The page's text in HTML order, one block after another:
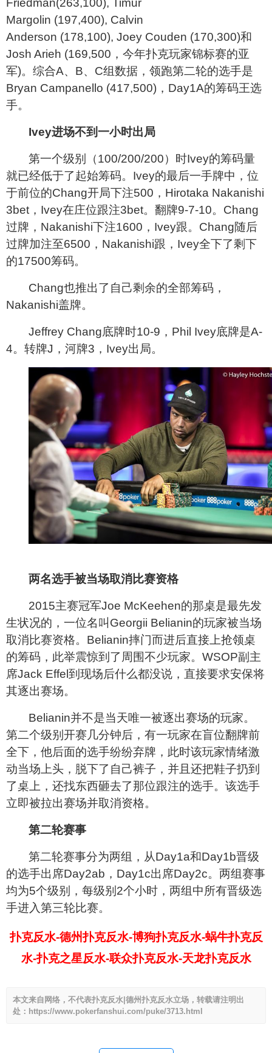
Friedman(263,100), Timur
Margolin (197,400), Calvin
Anderson (178,100), Joey Couden (170,300)和
Josh Arieh (169,500，今年扑克玩家锦标赛的亚
军)。综合A、B、C组数据，领跑第二轮的选手是
Bryan Campanello (417,500)，Day1A的筹码王选
手。
Ivey进场不到一小时出局
第一个级别（100/200/200）时Ivey的筹码量
就已经低于了起始筹码。Ivey的最后一手牌中，位
于前位的Chang开局下注500，Hirotaka Nakanishi
3bet，Ivey在庄位跟注3bet。翻牌9-7-10。Chang
过牌，Nakanishi下注1600，Ivey跟。Chang随后
过牌加注至6500，Nakanishi跟，Ivey全下了剩下
的17500筹码。
Chang也推出了自己剩余的全部筹码，
Nakanishi盖牌。
Jeffrey Chang底牌时10-9，Phil Ivey底牌是A-
4。转牌J，河牌3，Ivey出局。
两名选手被当场取消比赛资格
2015主赛冠军Joe McKeehen的那桌是最先发
生状况的，一位名叫Georgii Belianin的玩家被当场
取消比赛资格。Belianin摔门而进后直接上抢领桌
的筹码，此举震惊到了周围不少玩家。WSOP副主
席Jack Effel到现场后什么都没说，直接要求安保将
其逐出赛场。
Belianin并不是当天唯一被逐出赛场的玩家。
第二个级别开赛几分钟后，有一玩家在盲位翻牌前
全下，他后面的选手纷纷弃牌，此时该玩家情绪激
动当场上头，脱下了自己裤子，并且还把鞋子扔到
了桌上，还找东西砸去了那位跟注的选手。该选手
立即被拉出赛场并取消资格。
第二轮赛事
第二轮赛事分为两组，从Day1a和Day1b晋级
的选手出席Day2ab，Day1c出席Day2c。两组赛事
均为5个级别，每级别2个小时，两组中所有晋级选
手进入第三轮比赛。
扑克反水-德州扑克反水-博狗扑克反水-蜗牛扑克反
水-扑克之星反水-联众扑克反水-天龙扑克反水
本文来自网络，不代表扑克反水|德州扑克反水立场，转载请注明出
处：https://www.pokerfanshui.com/puke/3713.html